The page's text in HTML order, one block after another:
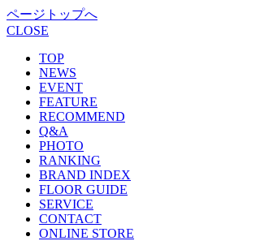
ページトップへ
CLOSE
TOP
NEWS
EVENT
FEATURE
RECOMMEND
Q&A
PHOTO
RANKING
BRAND INDEX
FLOOR GUIDE
SERVICE
CONTACT
ONLINE STORE